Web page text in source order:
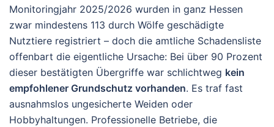
Monitoringjahr 2025/2026 wurden in ganz Hessen
zwar mindestens 113 durch Wölfe geschädigte
Nutztiere registriert – doch die amtliche Schadensliste
offenbart die eigentliche Ursache: Bei über 90 Prozent
dieser bestätigten Übergriffe war schlichtweg kein
empfohlener Grundschutz vorhanden. Es traf fast
ausnahmslos ungesicherte Weiden oder
Hobbyhaltungen. Professionelle Betriebe, die